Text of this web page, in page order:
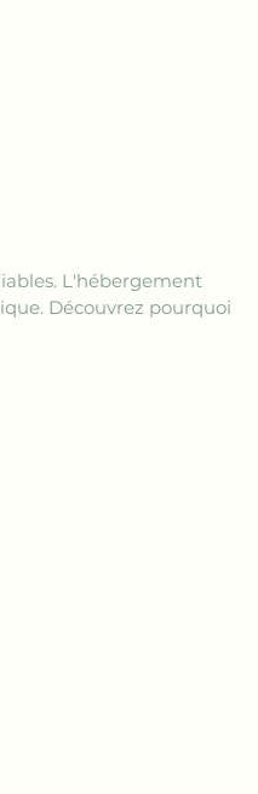
L'hébergement
Découvrez pourquoi